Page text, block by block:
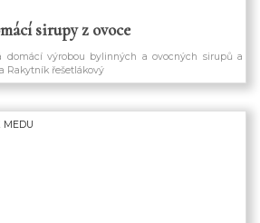
sirupy z ovoce
domácí výrobou bylinných a ovocných sirupů a
Rakytník řešetlákový
MEDU